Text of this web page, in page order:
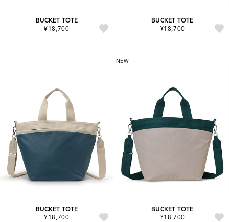
BUCKET TOTE
¥18,700
BUCKET TOTE
¥18,700
BUCKET TOTE
¥18,700
NEW
BUCKET TOTE
¥18,700